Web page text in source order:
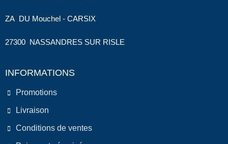
ZA DU Mouchel - CARSIX
27300 NASSANDRES SUR RISLE
INFORMATIONS
Promotions
Livraison
Conditions de ventes